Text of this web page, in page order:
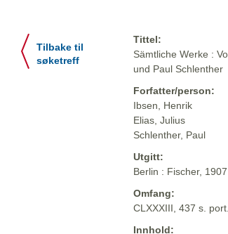
Tilbake til
søketreff
Tittel:
Sämtliche Werke :
und Paul Schlenther
Forfatter/person:
Ibsen, Henrik
Elias, Julius
Schlenther, Paul
Utgitt:
Berlin : Fischer, 1907
Omfang:
CLXXXIII, 437 s. port.
Innhold: